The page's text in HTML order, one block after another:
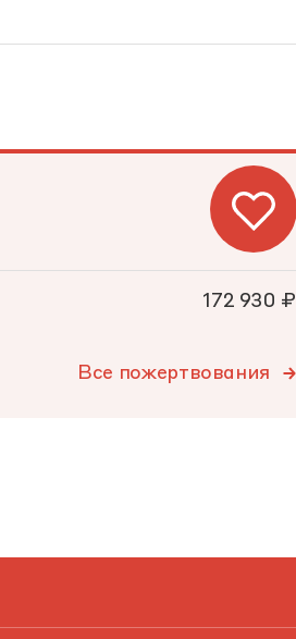
172 930 ₽
Все пожертвования